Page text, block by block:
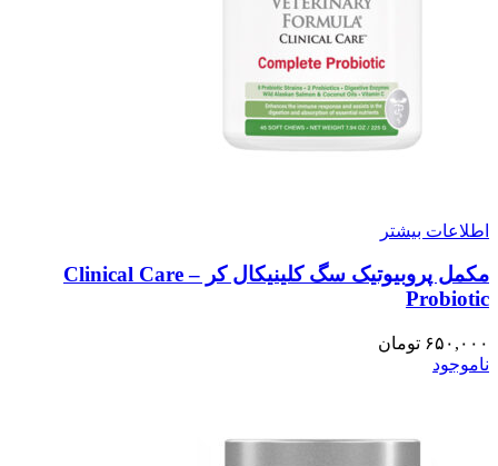
اطلاعات بیشتر
مکمل پروبیوتیک سگ کلینیکال کر – Clinical Care
Probiotic
۶۵۰,۰۰۰ تومان
ناموجود